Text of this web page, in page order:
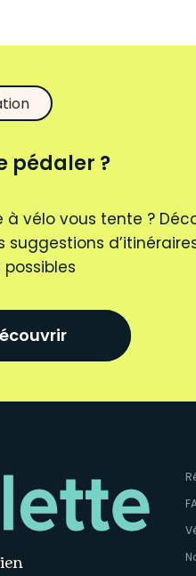
pédaler ?
à vélo vous tente ?
suggestions